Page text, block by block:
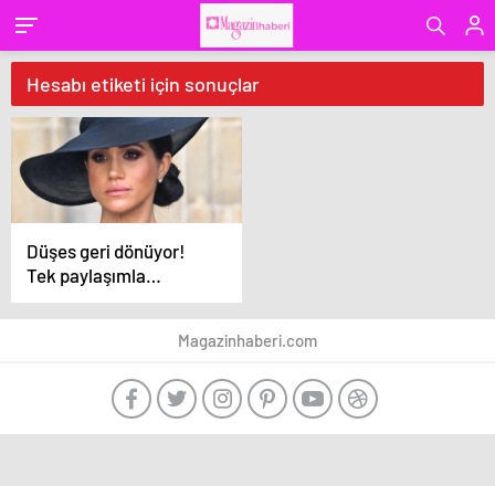
Hesabı etiketi için sonuçlar
Düşes geri dönüyor!
Tek paylaşımla
kazanacağı para
dudak uçuklattı
Magazinhaberi.com